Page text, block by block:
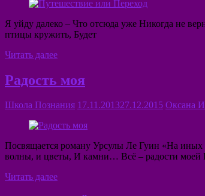
Я уйду далеко – Что отсюда уже Никогда не
птицы кружить, Будет
Читать далее
Радость моя
Школа Познания 17.11.201327.12.2015 Оксана
Посвящается роману Урсулы Ле Гуин «На
волны, и цветы, И камни… Всё – радости моей
Читать далее